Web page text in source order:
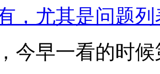
，尤其是问题
今早一看的时